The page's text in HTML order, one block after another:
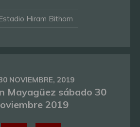
Hiram Bithorn
NOVIEMBRE, 2019
Mayagüez sábado 30
2019